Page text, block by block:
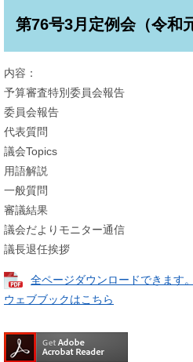
第76号3月定例会（令和
内容：
予算審査特別委員会報告
委員会報告
代表質問
議会Topics
用語解説
一般質問
審議結果
議会だよりモニター通信
議長退任挨拶
全ページダウンロードできます
ウェブブックはこちら